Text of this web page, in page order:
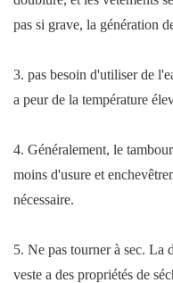
pas si grave, la génération
3. pas besoin d'utiliser de
a peur de la température
4. Généralement, le
moins d'usure et
nécessaire.
5. Ne pas tourner à sec. La
veste a des propriétés de